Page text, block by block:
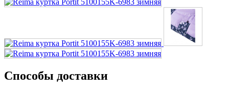
Способы доставки